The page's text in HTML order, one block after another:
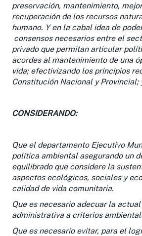
preservación, mantenimiento,
recuperación de los recursos
humano. Y en la cabal idea de
consensos necesarios entre el
privado que permitan articular
acordes al mantenimiento de una
vida; efectivizando los principios
Constitución Nacional y Provincial;
CONSIDERANDO:
Que el departamento Ejecutivo
política ambiental asegurando un
equilibrado que considere la
aspectos ecológicos, sociales y
calidad de vida comunitaria.
Que es necesario adecuar la
administrativa a criterios
Que es necesario evitar, para el